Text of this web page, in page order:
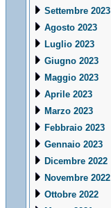
Settembre 2023
Agosto 2023
Luglio 2023
Giugno 2023
Maggio 2023
Aprile 2023
Marzo 2023
Febbraio 2023
Gennaio 2023
Dicembre 2022
Novembre 2022
Ottobre 2022